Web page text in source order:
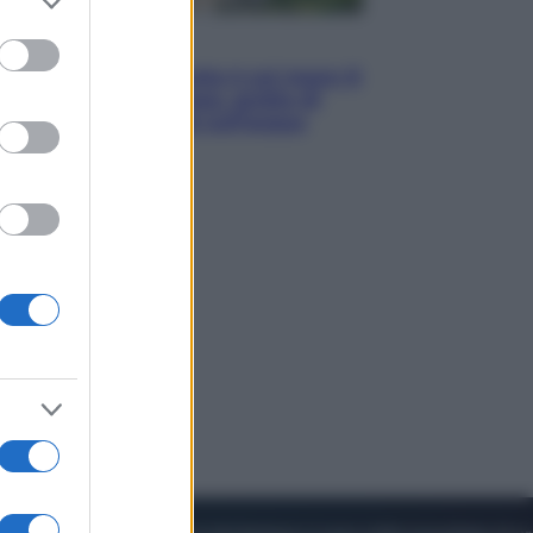
grant or
Viaggi
La Thailandia segreta è sul mare: 8
smeraldo e villaggi sull’acqua